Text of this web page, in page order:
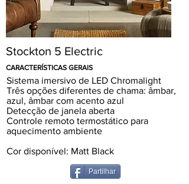
Stockton 5 Electric
CARACTERÍSTICAS GERAIS
Sistema imersivo de LED Chromalight
Três opções diferentes de chama: âmbar,
azul, âmbar com acento azul
Detecção de janela aberta
Controle remoto termostático para
aquecimento ambiente
Cor disponível: Matt Black
Partilhar